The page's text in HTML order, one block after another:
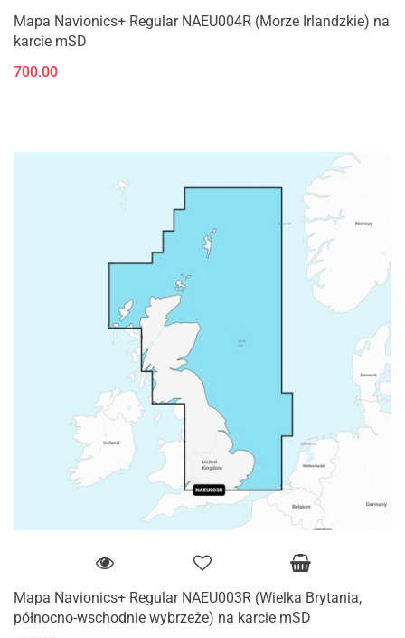
Mapa Navionics+ Regular NAEU004R (Morze Irlandzkie) na
karcie mSD
700.00
Mapa Navionics+ Regular NAEU003R (Wielka Brytania,
północno-wschodnie wybrzeże) na karcie mSD